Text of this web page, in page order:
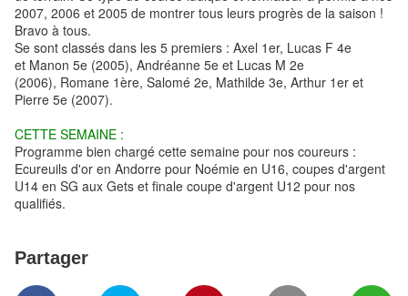
2007, 2006 et 2005 de montrer tous leurs progrès de la saison !
Bravo à tous.
Se sont classés dans les 5 premiers : Axel 1er, Lucas F 4e
et Manon 5e (2005), Andréanne 5e et Lucas M 2e
(2006), Romane 1ère, Salomé 2e, Mathilde 3e, Arthur 1er et
Pierre 5e (2007).
CETTE SEMAINE :
Programme bien chargé cette semaine pour nos coureurs :
Ecureuils d'or en Andorre pour Noémie en U16, coupes d'argent
U14 en SG aux Gets et finale coupe d'argent U12 pour nos
qualifiés.
Partager